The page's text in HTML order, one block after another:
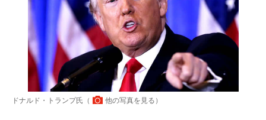
ドナルド・トランプ氏（ 他の写真を見る ）